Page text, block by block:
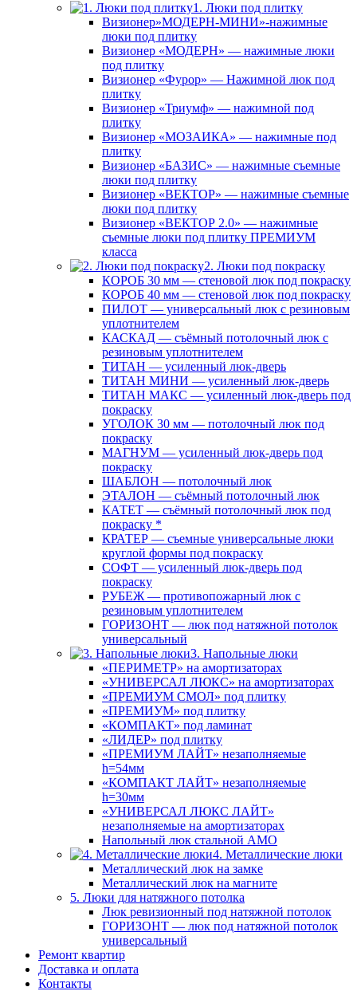
1. Люки под плитку
Визионер»МОДЕРН-МИНИ»-нажимные
люки под плитку
Визионер «МОДЕРН» — нажимные люки
под плитку
Визионер «Фурор» — Нажимной люк под
плитку
Визионер «Триумф» — нажимной под
плитку
Визионер «МОЗАИКА» — нажимные под
плитку
Визионер «БАЗИС» — нажимные съемные
люки под плитку
Визионер «ВЕКТОР» — нажимные съемные
люки под плитку
Визионер «ВЕКТОР 2.0» — нажимные
съемные люки под плитку ПРЕМИУМ
класса
2. Люки под покраску
КОРОБ 30 мм — стеновой люк под покраску
КОРОБ 40 мм — стеновой люк под покраску
ПИЛОТ — универсальный люк с резиновым
уплотнителем
КАСКАД — съёмный потолочный люк с
резиновым уплотнителем
ТИТАН — усиленный люк-дверь
ТИТАН МИНИ — усиленный люк-дверь
ТИТАН МАКС — усиленный люк-дверь под
покраску
УГОЛОК 30 мм — потолочный люк под
покраску
МАГНУМ — усиленный люк-дверь под
покраску
ШАБЛОН — потолочный люк
ЭТАЛОН — съёмный потолочный люк
КАТЕТ — съёмный потолочный люк под
покраску *
КРАТЕР — съемные универсальные люки
круглой формы под покраску
СОФТ — усиленный люк-дверь под
покраску
РУБЕЖ — противопожарный люк с
резиновым уплотнителем
ГОРИЗОНТ — люк под натяжной потолок
универсальный
3. Напольные люки
«ПЕРИМЕТР» на амортизаторах
«УНИВЕРСАЛ ЛЮКС» на амортизаторах
«ПРЕМИУМ СМОЛ» под плитку
«ПРЕМИУМ» под плитку
«КОМПАКТ» под ламинат
«ЛИДЕР» под плитку
«ПРЕМИУМ ЛАЙТ» незаполняемые
h=54мм
«КОМПАКТ ЛАЙТ» незаполняемые
h=30мм
«УНИВЕРСАЛ ЛЮКС ЛАЙТ»
незаполняемые на амортизаторах
Напольный люк стальной АМО
4. Металлические люки
Металлический люк на замке
Металлический люк на магните
5. Люки для натяжного потолка
Люк ревизионный под натяжной потолок
ГОРИЗОНТ — люк под натяжной потолок
универсальный
Ремонт квартир
Доставка и оплата
Контакты